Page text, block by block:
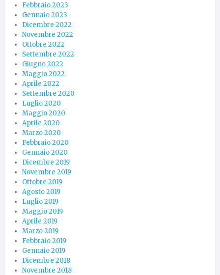
Febbraio 2023
Gennaio 2023
Dicembre 2022
Novembre 2022
Ottobre 2022
Settembre 2022
Giugno 2022
Maggio 2022
Aprile 2022
Settembre 2020
Luglio 2020
Maggio 2020
Aprile 2020
Marzo 2020
Febbraio 2020
Gennaio 2020
Dicembre 2019
Novembre 2019
Ottobre 2019
Agosto 2019
Luglio 2019
Maggio 2019
Aprile 2019
Marzo 2019
Febbraio 2019
Gennaio 2019
Dicembre 2018
Novembre 2018